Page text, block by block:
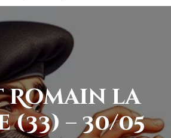
Romain la
(33) – 30/05